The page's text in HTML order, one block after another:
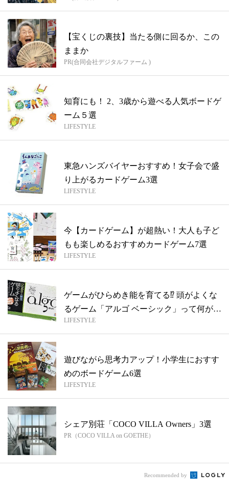
【宝くじの裏技】当たる側に回るか、この
ままか
PR(合同会社デジタルファーム )
知育にも！ 2、3歳から遊べる人気ボードゲ
ーム５選
LIFESTYLE
東急ハンズバイヤーおすすめ！女子会で盛
り上がるカードゲーム3選
LIFESTYLE
今【カードゲーム】が超熱い！大人も子ど
もも楽しめるおすすめカードゲーム7選
LIFESTYLE
ゲームがひらめき能を育てる⁉ 頭がよくな
るゲーム「アルゴ ベーシック」って何が
ス...
LIFESTYLE
遊びながら思考力アップ！小学生におすす
めのボードゲーム6選
LIFESTYLE
シェア別荘「COCO VILLA Owners」3選
PR（COCO VILLA on GOETHE）
Recommended by